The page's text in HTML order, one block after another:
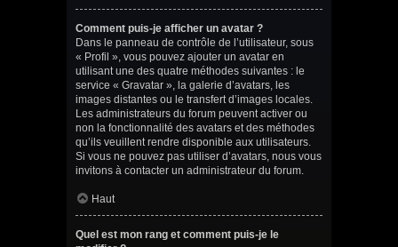
Comment puis-je afficher un avatar ?
Dans le panneau de contrôle de l’utilisateur, sous
« Profil », vous pouvez ajouter un avatar en
utilisant une des quatre méthodes suivantes : le
service « Gravatar », la galerie d’avatars, les
images distantes ou le transfert d’images locales.
Les administrateurs du forum peuvent activer ou
non la fonctionnalité des avatars et des méthodes
qu’ils veuillent rendre disponible aux utilisateurs.
Si vous ne pouvez pas utiliser d’avatars, nous vous
invitons à contacter un administrateur du forum.
Haut
Quel est mon rang et comment puis-je le